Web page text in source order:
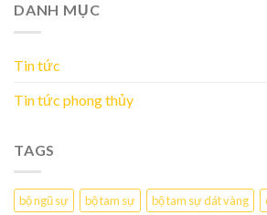
DANH MỤC
Tin tức
Tin tức phong thủy
TAGS
bộ ngũ sự bộ tam sự bộ tam sự dát vàng